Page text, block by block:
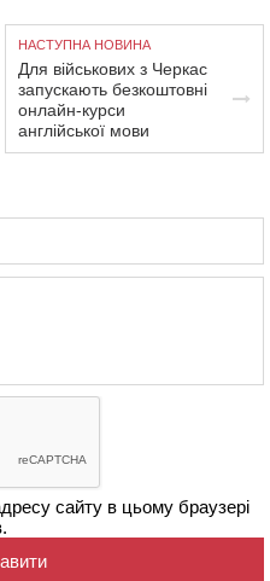
НАСТУПНА НОВИНА
Для військових з Черкас
запускають безкоштовні
онлайн-курси
англійської мови
сайту в цьому браузері